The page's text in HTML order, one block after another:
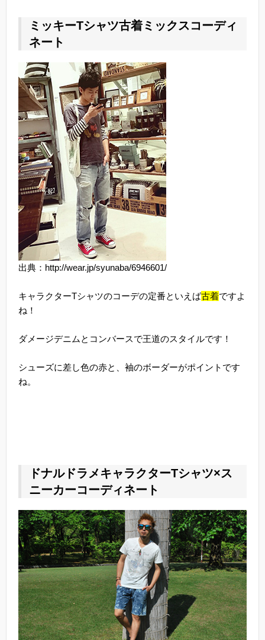
ミッキーTシャツ古着ミックスコーディ
ネート
出典：http://wear.jp/syunaba/6946601/
キャラクターTシャツのコーデの定番といえば古着ですよ
ね！
ダメージデニムとコンバースで王道のスタイルです！
シューズに差し色の赤と、袖のボーダーがポイントです
ね。
ドナルドラメキャラクターTシャツ×ス
ニーカーコーディネート